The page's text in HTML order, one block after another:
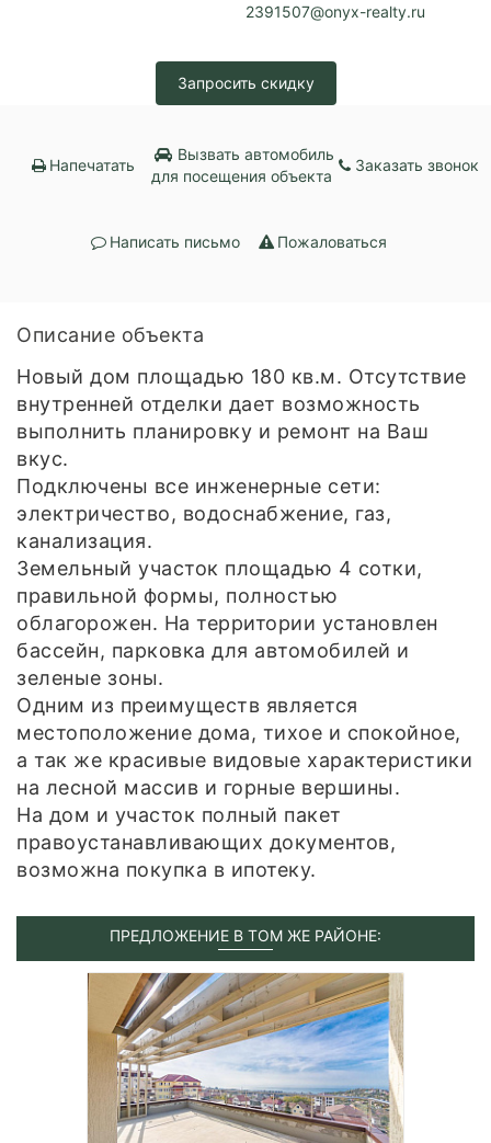
2391507@onyx-realty.ru
Запросить скидку
Напечатать
Вызвать автомобиль
для посещения объекта
Заказать звонок
Написать письмо Пожаловаться
Описание объекта
Новый дом площадью 180 кв.м. Отсутствие
внутренней отделки дает возможность
выполнить планировку и ремонт на Ваш
вкус.
Подключены все инженерные сети:
электричество, водоснабжение, газ,
канализация.
Земельный участок площадью 4 сотки,
правильной формы, полностью
облагорожен. На территории установлен
бассейн, парковка для автомобилей и
зеленые зоны.
Одним из преимуществ является
местоположение дома, тихое и спокойное,
а так же красивые видовые характеристики
на лесной массив и горные вершины.
На дом и участок полный пакет
правоустанавливающих документов,
возможна покупка в ипотеку.
ПРЕДЛОЖЕНИЕ В ТОМ ЖЕ РАЙОНЕ: